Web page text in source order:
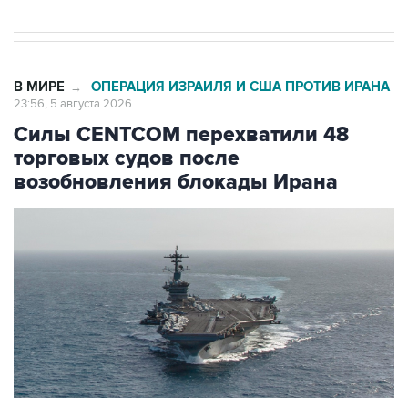
В МИРЕ → ОПЕРАЦИЯ ИЗРАИЛЯ И США ПРОТИВ ИРАНА
23:56, 5 августа 2026
Силы CENTCOM перехватили 48
торговых судов после
возобновления блокады Ирана